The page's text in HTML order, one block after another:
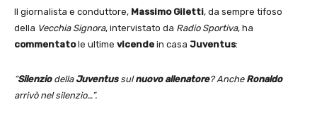
Il giornalista e conduttore, Massimo Giletti, da sempre tifoso
della Vecchia Signora, intervistato da Radio Sportiva, ha
commentatole ultime vicende in casa Juventus:
“Silenziodella Juventussulnuovo allenatore? Anche Ronaldo
arrivò nel silenzio…”.